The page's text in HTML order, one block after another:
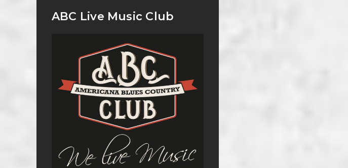
ABC Live Music Club